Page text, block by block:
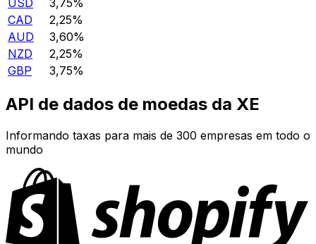
USD
3,75%
CAD
2,25%
AUD
3,60%
NZD
2,25%
GBP
3,75%
API de dados de moedas da XE
Informando taxas para mais de 300 empresas em todo o
mundo